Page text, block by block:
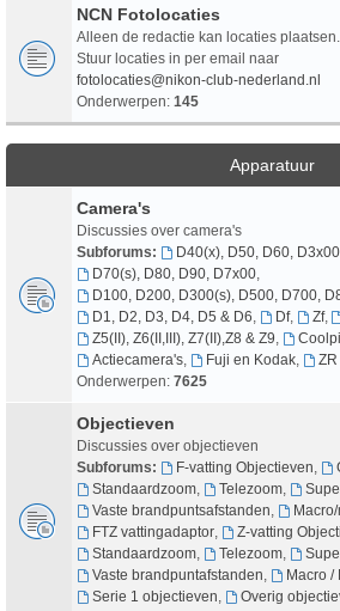
NCN Fotolocaties
Alleen de redactie kan locaties
Stuur locaties in per email naar
fotolocaties@nikon-club-nederland.nl
Onderwerpen: 145
Apparatuur
Camera's
Discussies over camera's
Subforums:
D40(x), D50, D60,
D70(s), D80, D90, D7x00,
D100, D200, D300(s), D500, D700,
D1, D2, D3, D4, D5 & D6
Df, Zf,
Z5(II), Z6(II,III), Z7(II),Z8 & Z9
Actiecamera's, Fuji en Kodak,
ZR
Onderwerpen: 7625
Objectieven
Discussies over objectieven
Subforums:
F-vatting Objectieven
Standaardzoom, Telezoom,
Vaste brandpuntsafstanden
FTZ vattingadaptor, Z-vatting
Standaardzoom, Telezoom,
Vaste brandpuntafstanden
Macro /
Serie 1 objectieven
Overig